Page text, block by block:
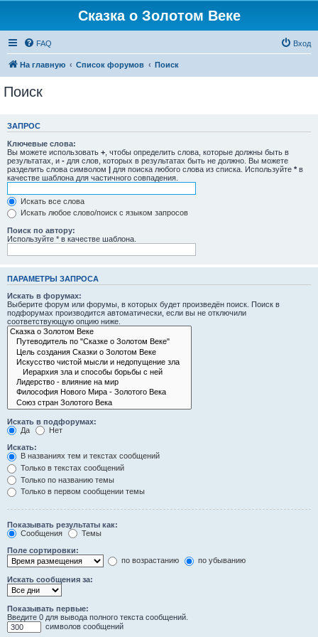
Сказка о Золотом Веке
FAQ Вход
На главную Список форумов Поиск
Поиск
ЗАПРОС
Ключевые слова:
Вы можете использовать + , чтобы определить слова, которые должны быть в
результатах, и - для слов, которых в результатах быть не должно. Вы можете
разделить слова символом | для поиска любого слова из списка. Используйте * в
качестве шаблона для частичного совпадения.
Искать все слова
Искать любое слово/поиск с языком запросов
Поиск по автору:
Используйте * в качестве шаблона.
ПАРАМЕТРЫ ЗАПРОСА
Искать в форумах:
Выберите форум или форумы, в которых будет произведён поиск. Поиск в
подфорумах производится автоматически, если вы не отключили
соответствующую опцию ниже.
Искать в подфорумах:
Да
Нет
Искать:
В названиях тем и текстах сообщений
Только в текстах сообщений
Только по названию темы
Только в первом сообщении темы
Показывать результаты как:
Сообщения
Темы
Поле сортировки:
по возрастанию
по убыванию
Искать сообщения за:
Показывать первые:
Введите 0 для вывода полного текста сообщений.
символов сообщений